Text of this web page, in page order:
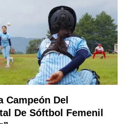
Campeón Del
De Sóftbol Femenil